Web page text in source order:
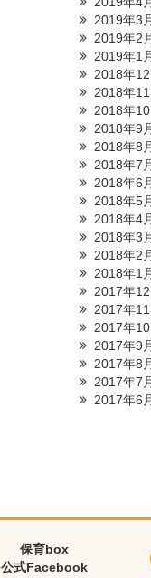
2019年3
2019年2
2019年1
2018年12
2018年11
2018年10
2018年9
2018年8
2018年7
2018年6
2018年5
2018年4
2018年3
2018年2
2018年1
2017年12
2017年11
2017年10
2017年9
2017年8
2017年7
2017年6
保育box
公式Facebook